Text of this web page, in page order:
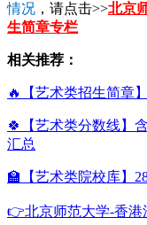
情况 ，请点击>>北京
生简章专栏
相关推荐：
🔥【艺术类招生简章
🍀【艺术类分数线】
汇总
🏫【艺术类院校库】
👉北京师范大学-香港